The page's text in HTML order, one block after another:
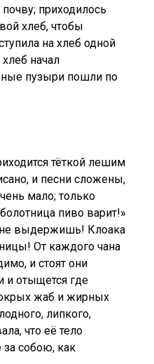
приходилось
хлеб, чтобы
на хлеб одной
начал
пузыри пошли по
тёткой лешим
и песни сложены,
мало; только
пиво варит!»
не выдержишь! Клоака
От каждого чана
и стоят они
и отыщется где
жаб и жирных
липкого,
что её тело
за собою, как